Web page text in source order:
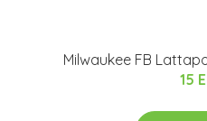
Milwaukee FB
15